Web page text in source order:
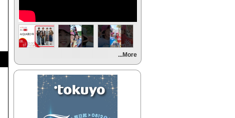
(聯播)
夜貓DJ-Dennis
【Next】
【HitFm正在進行】
夜貓DJ-Dennis
...More